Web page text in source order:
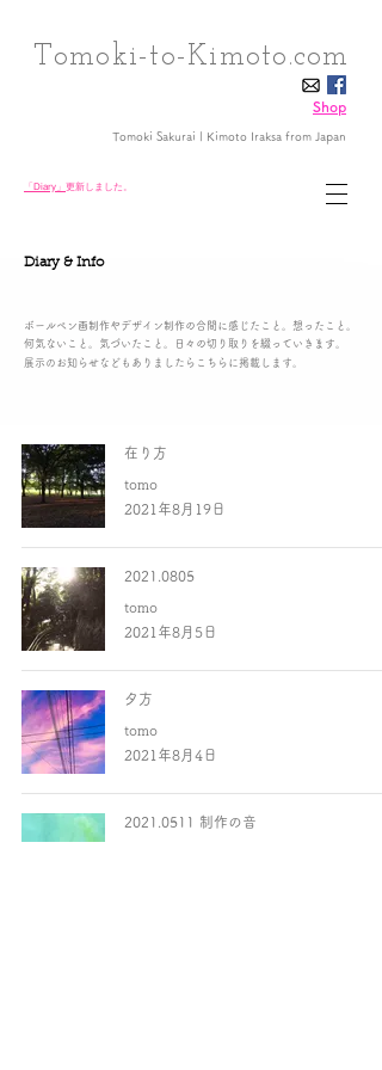
Tomoki-to-Kimoto.com
Shop
Tomoki Sakurai | Kimoto Iraksa from Japan
「Diary」 更新しました。
Diary & Info
ボールペン画制作やデザイン制作の合間に感じたこと。想ったこと。
何気ないこと。気づいたこと。日々の切り取りを綴っていきます。
展示のお知らせなどもありましたらこちらに掲載します。
在り方
tomo
2021年8月19日
2021.0805
tomo
2021年8月5日
夕方
tomo
2021年8月4日
2021.0511 制作の音